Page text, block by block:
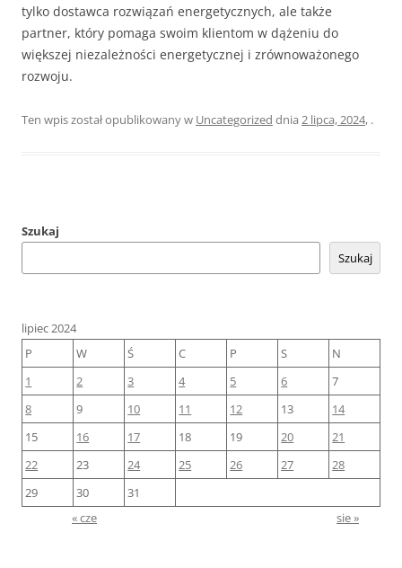
tylko dostawca rozwiązań energetycznych, ale także
partner, który pomaga swoim klientom w dążeniu do
większej niezależności energetycznej i zrównoważonego
rozwoju.
Ten wpis został opublikowany w Uncategorized dnia 2 lipca, 2024, .
Szukaj
Szukaj
lipiec 2024
P
W Ś C P S
N
1
2 3 4 5 6
7
8
9 10 11 12 13
14
15
16 17 18 19 20
21
22
23 24 25 26 27
28
29
30
31
« cze
sie »